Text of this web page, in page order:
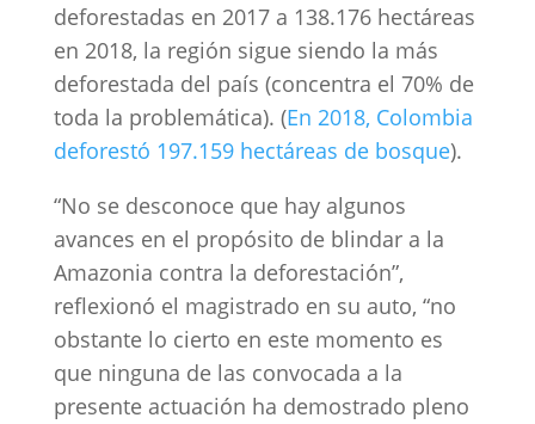
deforestadas en 2017 a 138.176 hectáreas
en 2018, la región sigue siendo la más
deforestada del país (concentra el 70% de
toda la problemática). (En 2018, Colombia
deforestó 197.159 hectáreas de bosque).
“No se desconoce que hay algunos
avances en el propósito de blindar a la
Amazonia contra la deforestación”,
reflexionó el magistrado en su auto, “no
obstante lo cierto en este momento es
que ninguna de las convocada a la
presente actuación ha demostrado pleno